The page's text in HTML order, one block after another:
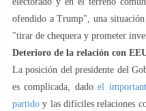
ofendido a Trump", una situación
"tirar de chequera y prometer
Deterioro de la relación con
La posición del presidente del
es complicada, dadoel
partido y las difíciles relaciones